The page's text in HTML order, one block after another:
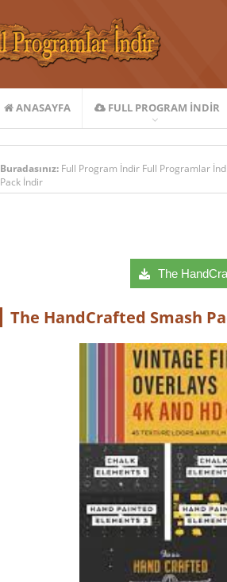
ANASAYFA FULL PROGRAM INDIR
Buradasınız: Full Program İndir Full Programlar
Pack İndir
The
The HandCrafted Smash